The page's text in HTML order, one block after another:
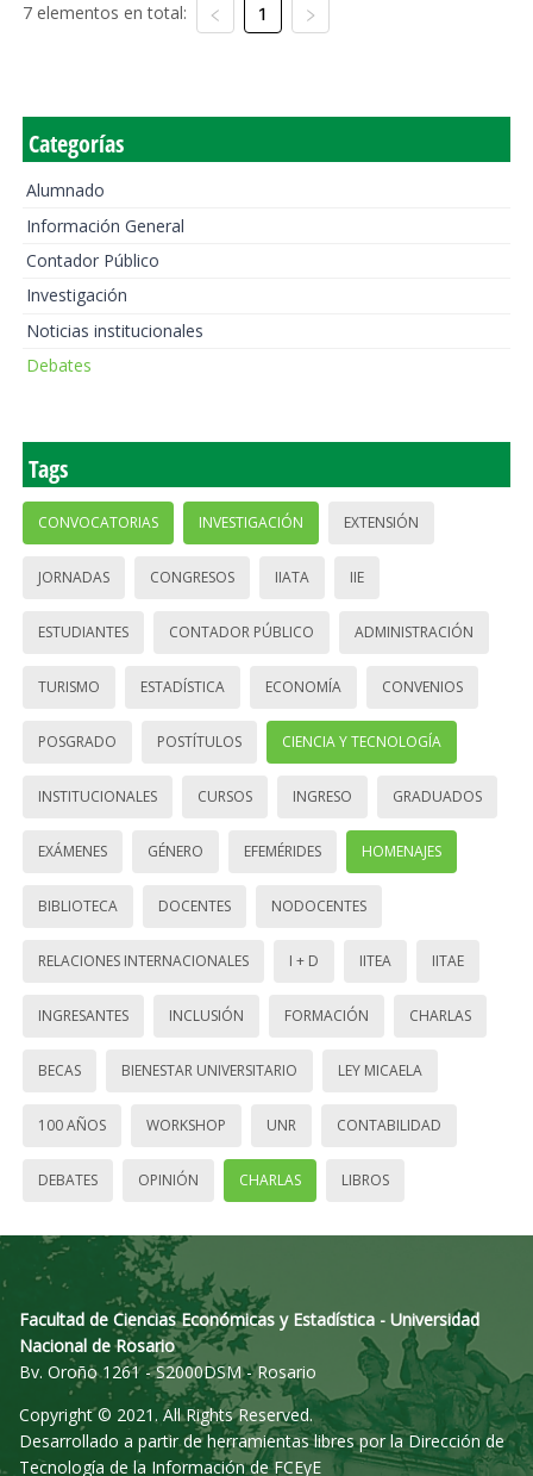
7 elementos en total: 1
Categorías
Alumnado
Información General
Contador Público
Investigación
Noticias institucionales
Debates
Tags
CONVOCATORIAS INVESTIGACIÓN EXTENSIÓN
JORNADAS CONGRESOS IIATA IIE
ESTUDIANTES CONTADOR PÚBLICO ADMINISTRACIÓN
TURISMO ESTADÍSTICA ECONOMÍA CONVENIOS
POSGRADO POSTÍTULOS CIENCIA Y TECNOLOGÍA
INSTITUCIONALES CURSOS INGRESO GRADUADOS
EXÁMENES GÉNERO EFEMÉRIDES HOMENAJES
BIBLIOTECA DOCENTES NODOCENTES
RELACIONES INTERNACIONALES I + D IITEA IITAE
INGRESANTES INCLUSIÓN FORMACIÓN CHARLAS
BECAS BIENESTAR UNIVERSITARIO LEY MICAELA
100 AÑOS WORKSHOP UNR CONTABILIDAD
DEBATES OPINIÓN CHARLAS LIBROS
Facultad de Ciencias Económicas y Estadística - Universidad
Nacional de Rosario
Bv. Oroño 1261 - S2000DSM - Rosario
Copyright © 2021. All Rights Reserved.
Desarrollado a partir de herramientas libres por la Dirección de
Tecnología de la Información de FCEyE